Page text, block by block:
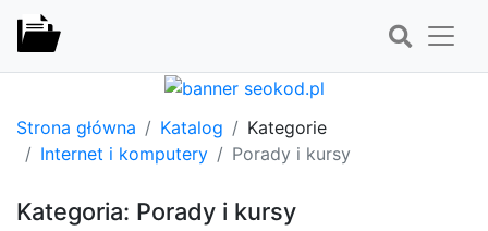
Strona główna Katalog
Kategorie
Internet i komputery
Porady i kursy
Kategoria: Porady i kursy